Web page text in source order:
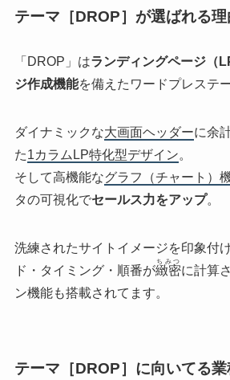
テーマ［DROP］が選ばれる理
「DROP」はランディングページ（
ジ作成機能を備えたワードプレステ
ダイナミックな大画面ヘッダーに余
た1カラムLP特化型デザイン。
そして高機能なグラフ（チャート）
タの可視化でセールス力をアップ。
洗練されたサイトイメージを印象付
ド・タイミング・順番が緻密
ちみつ
に計算
ン機能も搭載されてます。
テーマ［DROP］に向いてる業